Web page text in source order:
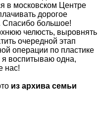
в московском Центре
дорогое
Спасибо большое!
челюсть, выровнять
очередной этап
операции по пластике
я воспитываю одна,
нас!
из архива семьи